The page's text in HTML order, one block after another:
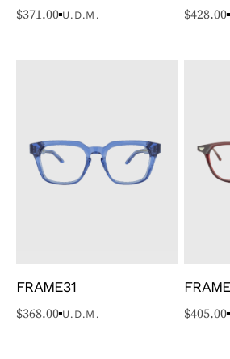
$371.00 U.D.M. $428.00
FRAME31
$368.00 U.D.M. $405.00